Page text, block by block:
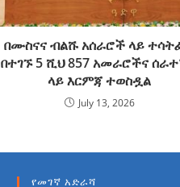
በሙስናና ብልሹ አሰራሮች ላይ
በተገኙ 5 ሺህ 857 አመራሮችና
ላይ እርምጃ ተወስዷል
July 13, 2026
የመገኛ አድራሻ